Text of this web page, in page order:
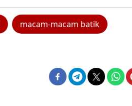
macam-macam batik